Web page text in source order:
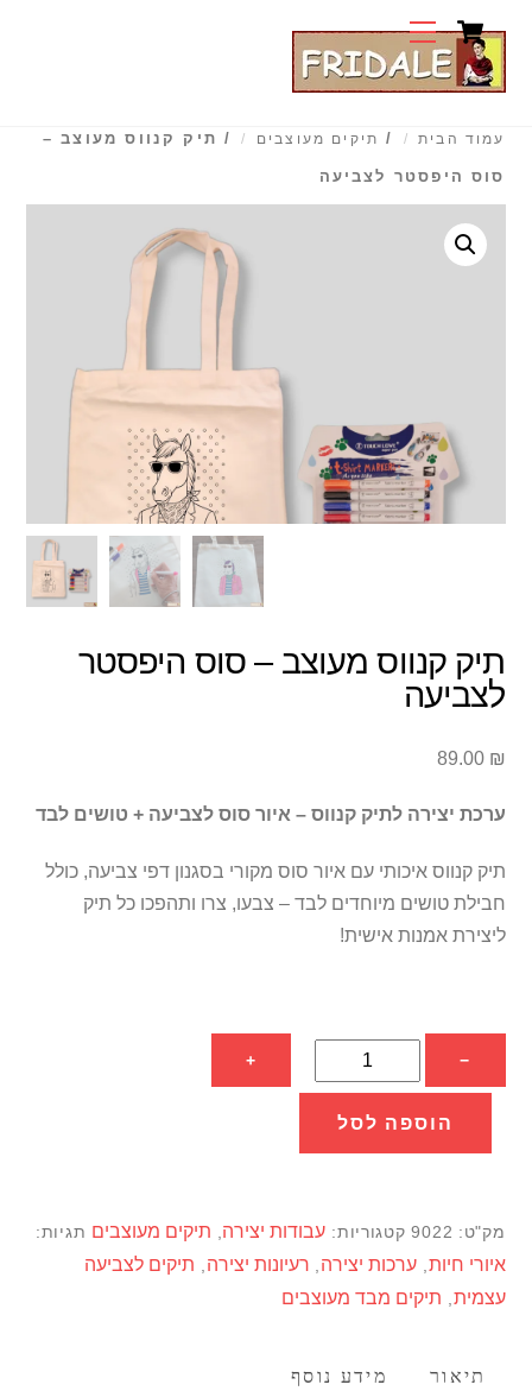
content
MenuCart
עמוד הבית / תיקים מעוצבים / תיק קנווס מעוצב –
סוס היפסטר לצביעה
תיק קנווס מעוצב – סוס היפסטר
לצביעה
89.00 ₪
ערכת יצירה לתיק קנווס – איור סוס לצביעה + טושים לבד
תיק קנווס איכותי עם איור סוס מקורי בסגנון דפי צביעה, כולל
חבילת טושים מיוחדים לבד – צבעו, צרו ותהפכו כל תיק
ליצירת אמנות אישית!
−
של
סוס
היפסטר
לצביעה
+
הוספה לסל
מק"ט: 9022 קטגוריות: עבודות יצירה, תיקים מעוצבים תגיות:
איורי חיות, ערכות יצירה, רעיונות יצירה, תיקים לצביעה
עצמית, תיקים מבד מעוצבים
תיאור מידע נוסף